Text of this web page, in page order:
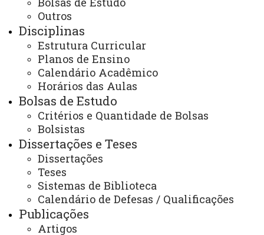
Outros
Disciplinas
Estrutura Curricular
Planos de Ensino
Calendário Acadêmico
Horários das Aulas
Bolsas de Estudo
Critérios e Quantidade de Bolsas
Bolsistas
Dissertações e Teses
Dissertações
Teses
Sistemas de Biblioteca
Calendário de Defesas / Qualificações
Publicações
Artigos
O formulário, que ainda encontra-se aberto,
"Egresso PGEAGRI: cadê você????"
acessado pelo
link:https://docs.google.com/forms/d/e/
A relação dos egressos que responderam ao
formulário e os principais gráficos gerados pelo Google
Forms, pode ser visualizado aqui:Mestrado
Doutorado
Anualmente, estas informações serão atualizadas
com os Egressos da base de dados e com o alcançe de
novos Egressos do Programa.
Um projeto executado pelo GEOLAB do